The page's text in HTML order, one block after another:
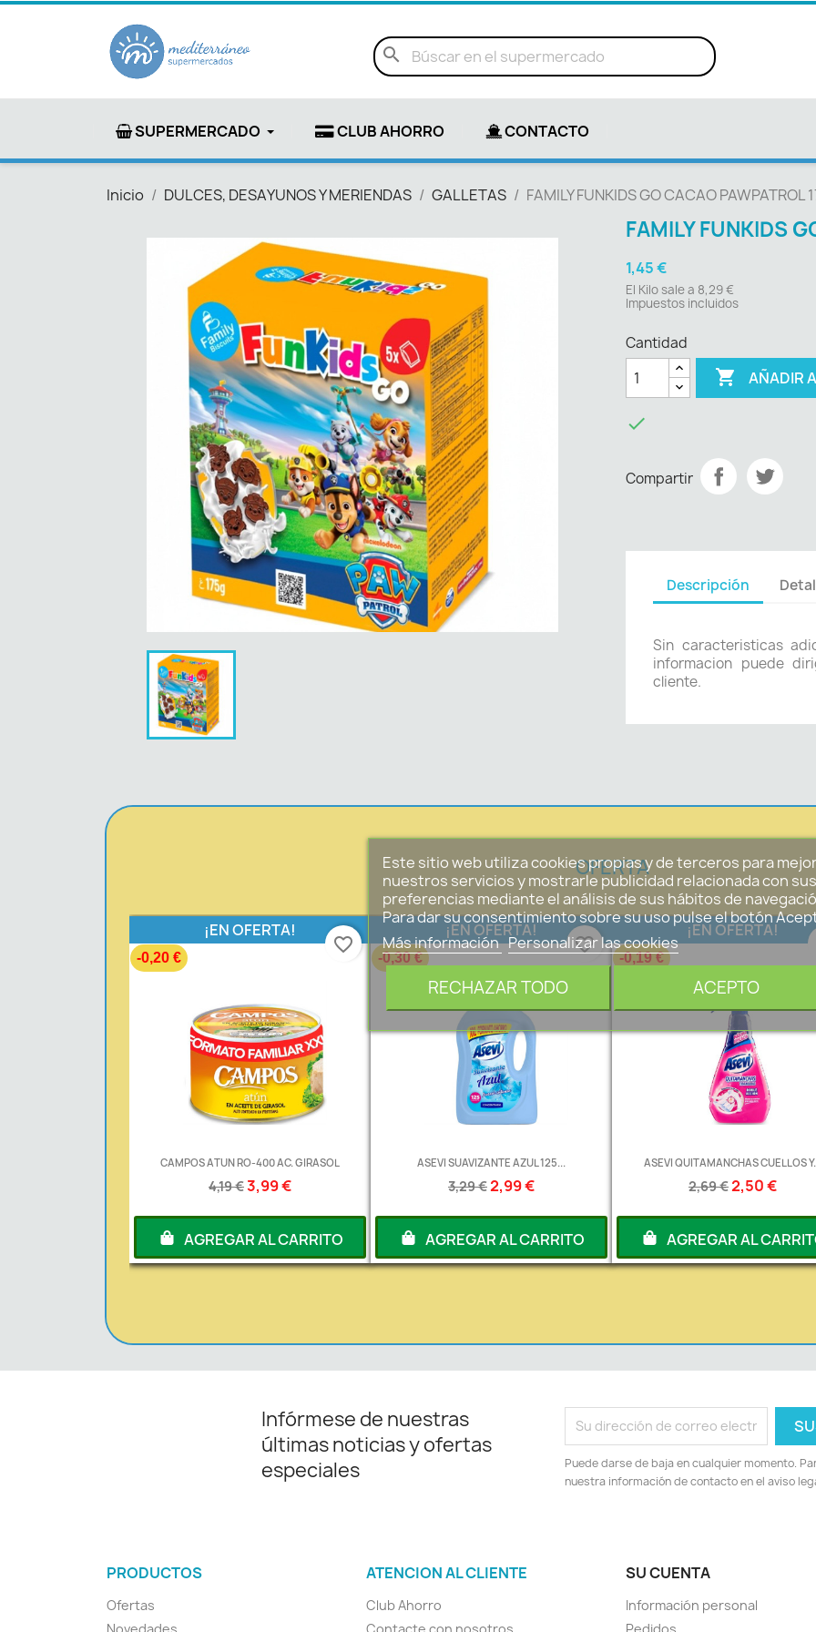
search
Este sitio web utiliza cookies propias y de terceros para
nuestros servicios y mostrarle publicidad relacionada con sus
preferencias mediante el análisis de sus hábitos de
Para dar su consentimiento sobre su uso pulse el botón
Más información Personalizar las cookies
RECHAZAR TODO ACEPTO
SUPERMERCADO CLUB AHORRO CONTACTO
Inicio DULCES, DESAYUNOS Y MERIENDAS GALLETAS FAMILY FUNKIDS GO CACAO PAWPATROL
FAMILY FUNKIDS
1,45 €
El Kilo sale a 8,29 €
Impuestos incluidos
Cantidad
 AÑADIR

Compartir
Descripción
Sin caracteristicas
informacion puede
cliente.
OFERTA
CAMPOS ATUN RO-400 AC. GIRASOL
4,19 €3,99 €
¡EN OFERTA!
-0,20 €
AGREGAR AL CARRITO
favorite_border
ASEVI SUAVIZANTE AZUL 125...
3,29 €2,99 €
¡EN OFERTA!
-0,30 €
AGREGAR AL CARRITO
favorite_border
ASEVI QUITAMANCHAS CUELLOS
2,69 €2,50 €
¡EN OFERTA!
-0,19 €
AGREGAR AL
Infórmese de nuestras
últimas noticias y ofertas
especiales
Puede darse de baja en cualquier momento.
nuestra información de contacto en el aviso
PRODUCTOS
Ofertas
Novedades
ATENCION AL CLIENTE
Club Ahorro
Contacte con nosotros
SU CUENTA
Información personal
Pedidos